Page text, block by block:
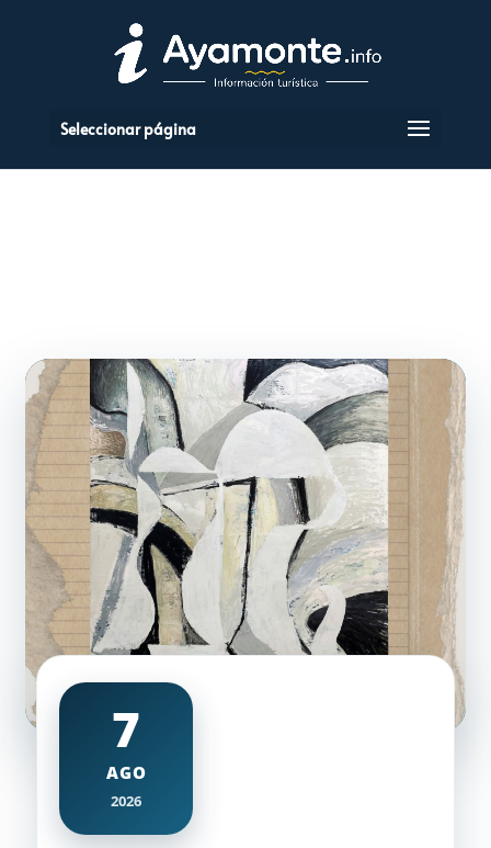
Seleccionar página
7
AGO
2026